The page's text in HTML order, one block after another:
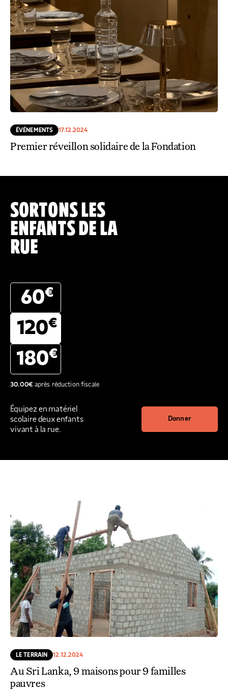
ÉVÉNEMENTS 17.12.2024
Premier réveillon solidaire de la Fondation
SORTONS LES
ENFANTS DE LA
RUE
60€
120€
180€
30.00€après réduction fiscale
Équipez en matériel
scolaire deux enfants
vivant à la rue.
Donner
LE TERRAIN 12.12.2024
Au Sri Lanka, 9 maisons pour 9 familles
pauvres